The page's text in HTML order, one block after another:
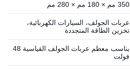
350 مم × 180 مم × 280 مم
عربات الجولف، السيارات الكهربائية،
تخزين الطاقة المتجددة
يناسب معظم عربات الجولف القياسية 48
فولت